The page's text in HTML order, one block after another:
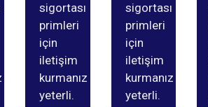
sigortası
primleri
için
iletişim
kurmanız
yeterli.
sigortası
primleri
için
iletişim
kurmanız
yeterli.